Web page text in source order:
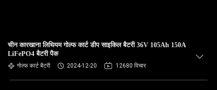
चीन कारखाना लिथियम गोल्फ कार्ट डीप साइकिल बैटरी 36V 105Ah 150A
LiFePO4 बैटरी पैक
गोल्फ कार्ट बैटरी 2024-12-20 12680 विचार